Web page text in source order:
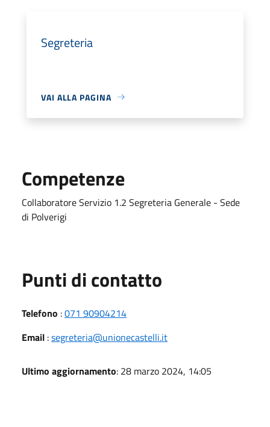
Segreteria
VAI ALLA PAGINA
Competenze
Collaboratore Servizio 1.2 Segreteria Generale - Sede
di Polverigi
Punti di contatto
Telefono :071 90904214
Email :segreteria@unionecastelli.it
Ultimo aggiornamento: 28 marzo 2024, 14:05